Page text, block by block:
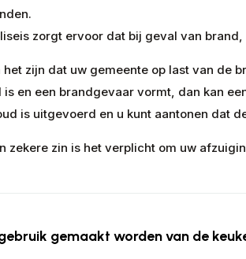
zorgt ervoor dat bij geval van
het zijn dat uw gemeente op last van de
en een brandgevaar vormt, dan kan
is uitgevoerd en u kunt aantonen dat
zekere zin is het verplicht om uw
gemaakt worden van de